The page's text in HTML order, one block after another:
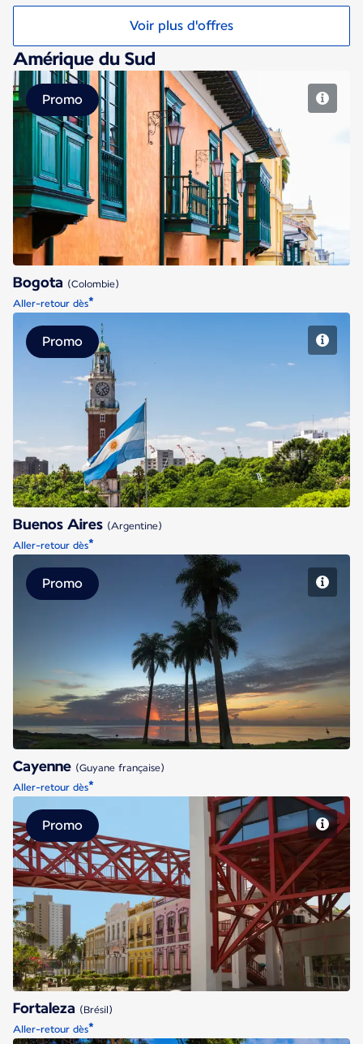
Voir plus d'offres
Amérique du Sud
Bogota
Promo
Bogota (Colombie)
Aller-retour dès*
Buenos Aires
Promo
Buenos Aires (Argentine)
Aller-retour dès*
Cayenne
Promo
Cayenne (Guyane française)
Aller-retour dès*
Fortaleza
Promo
Fortaleza (Brésil)
Aller-retour dès*